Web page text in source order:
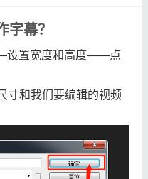
字幕？
置宽度和高度——点
寸和我们要编辑的视频